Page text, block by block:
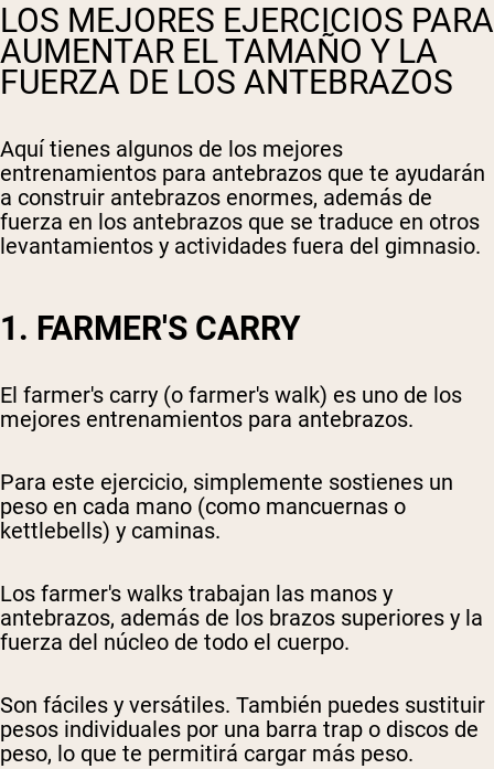
LOS MEJORES EJERCICIOS PARA
AUMENTAR EL TAMAÑO Y LA
FUERZA DE LOS ANTEBRAZOS
Aquí tienes algunos de los mejores
entrenamientos para antebrazos que te ayudarán
a construir antebrazos enormes, además de
fuerza en los antebrazos que se traduce en otros
levantamientos y actividades fuera del gimnasio.
1. FARMER'S CARRY
El farmer's carry (o farmer's walk) es uno de los
mejores entrenamientos para antebrazos.
Para este ejercicio, simplemente sostienes un
peso en cada mano (como mancuernas o
kettlebells) y caminas.
Los farmer's walks trabajan las manos y
antebrazos, además de los brazos superiores y la
fuerza del núcleo de todo el cuerpo.
Son fáciles y versátiles. También puedes sustituir
pesos individuales por una barra trap o discos de
peso, lo que te permitirá cargar más peso.